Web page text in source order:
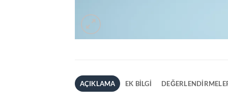
AÇIKLAMA EK BILGI